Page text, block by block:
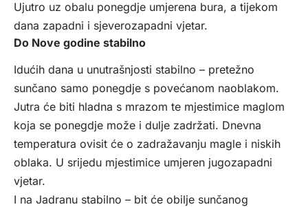
Ujutro uz obalu ponegdje umjerena bura, a tijekom
dana zapadni i sjeverozapadni vjetar.
Do Nove godine stabilno
Idućih dana u unutrašnjosti stabilno – pretežno
sunčano samo ponegdje s povećanom naoblakom.
Jutra će biti hladna s mrazom te mjestimice maglom
koja se ponegdje može i dulje zadržati. Dnevna
temperatura ovisit će o zadražavanju magle i niskih
oblaka. U srijedu mjestimice umjeren jugozapadni
vjetar.
I na Jadranu stabilno – bit će obilje sunčanog